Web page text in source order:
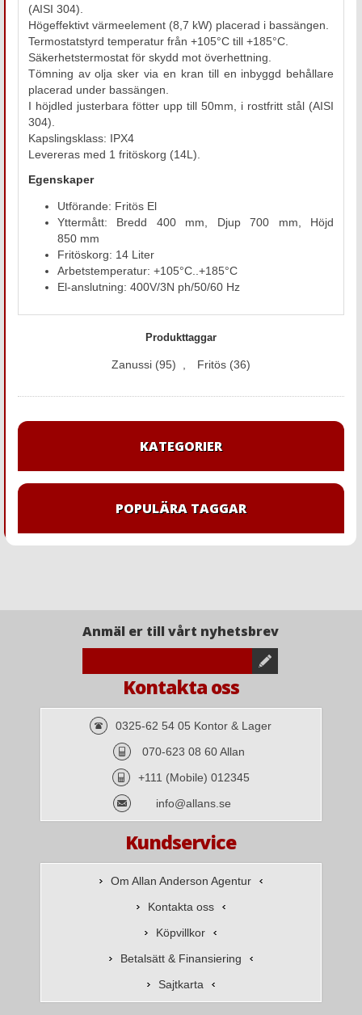
(AISI 304).
Högeffektivt värmeelement (8,7 kW) placerad i bassängen.
Termostatstyrd temperatur från +105°C till +185°C.
Säkerhetstermostat för skydd mot överhettning.
Tömning av olja sker via en kran till en inbyggd behållare
placerad under bassängen.
I höjdled justerbara fötter upp till 50mm, i rostfritt stål (AISI
304).
Kapslingsklass: IPX4
Levereras med 1 fritöskorg (14L).
Egenskaper
Utförande: Fritös El
Yttermått: Bredd 400 mm, Djup 700 mm, Höjd
850 mm
Fritöskorg: 14 Liter
Arbetstemperatur: +105°C..+185°C
El-anslutning: 400V/3N ph/50/60 Hz
Produkttaggar
Zanussi (95) Fritös (36)
KATEGORIER
POPULÄRA TAGGAR
Anmäl er till vårt nyhetsbrev
Kontakta oss
0325-62 54 05 Kontor & Lager
070-623 08 60 Allan
+111 (Mobile) 012345
info@allans.se
Kundservice
Om Allan Anderson Agentur
Kontakta oss
Köpvillkor
Betalsätt & Finansiering
Sajtkarta